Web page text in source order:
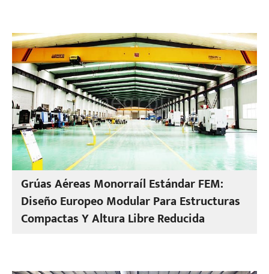
Grúas Aéreas Monorraíl Estándar FEM:
Diseño Europeo Modular Para Estructuras
Compactas Y Altura Libre Reducida